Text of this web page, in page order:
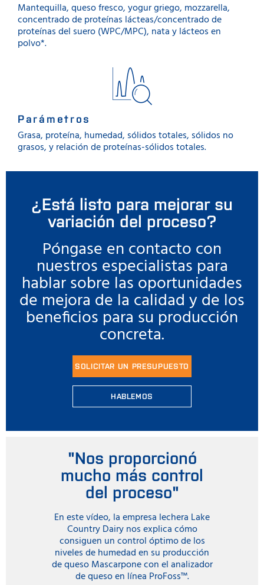
Mantequilla, queso fresco, yogur griego, mozzarella,
concentrado de proteínas lácteas/concentrado de
proteínas del suero (WPC/MPC), nata y lácteos en
polvo*.
Parámetros
Grasa, proteína, humedad, sólidos totales, sólidos no
grasos, y relación de proteínas-sólidos totales.
¿Está listo para mejorar su
variación del proceso?
Póngase en contacto con
nuestros especialistas para
hablar sobre las oportunidades
de mejora de la calidad y de los
beneficios para su producción
concreta.
SOLICITAR UN PRESUPUESTO
HABLEMOS
"Nos proporcionó
mucho más control
del proceso"
En este vídeo, la empresa lechera Lake
Country Dairy nos explica cómo
consiguen un control óptimo de los
niveles de humedad en su producción
de queso Mascarpone con el analizador
de queso en línea ProFoss™.